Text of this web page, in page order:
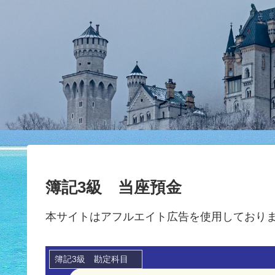
簿記3級 当座預金
本サイトはアフルエイト広告を使用しており
簿記3級 勘定科目